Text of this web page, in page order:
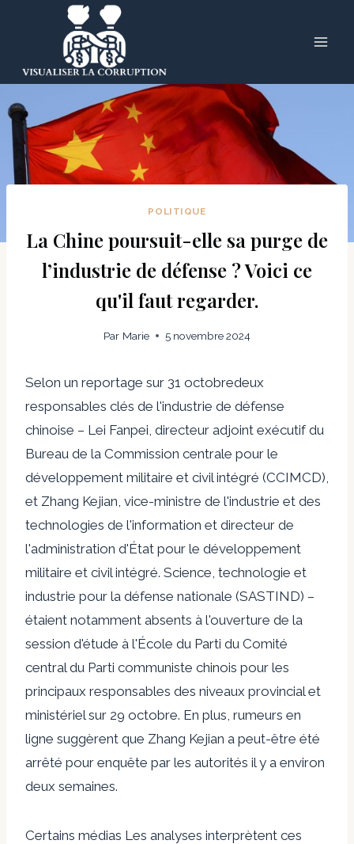
POLITIQUE
La Chine poursuit-elle sa purge de
l’industrie de défense ? Voici ce
qu'il faut regarder.
Par Marie 5 novembre 2024
Selon un reportage sur 31 octobredeux
responsables clés de l'industrie de défense
chinoise – Lei Fanpei, directeur adjoint exécutif du
Bureau de la Commission centrale pour le
développement militaire et civil intégré (CCIMCD),
et Zhang Kejian, vice-ministre de l'industrie et des
technologies de l'information et directeur de
l'administration d'État pour le développement
militaire et civil intégré. Science, technologie et
industrie pour la défense nationale (SASTIND) –
étaient notamment absents à l'ouverture de la
session d'étude à l'École du Parti du Comité
central du Parti communiste chinois pour les
principaux responsables des niveaux provincial et
ministériel sur 29 octobre. En plus, rumeurs en
ligne suggèrent que Zhang Kejian a peut-être été
arrêté pour enquête par les autorités il y a environ
deux semaines.
Certains médias Les analyses interprètent ces